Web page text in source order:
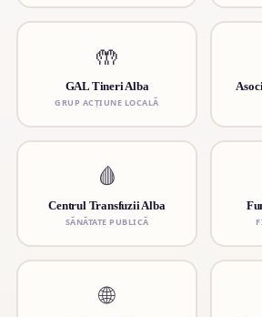
🤲
GAL Tineri Alba
GRUP ACȚIUNE LOCALĂ
🩸
Centrul Transfuzii Alba
SĂNĂTATE PUBLICĂ
🌐